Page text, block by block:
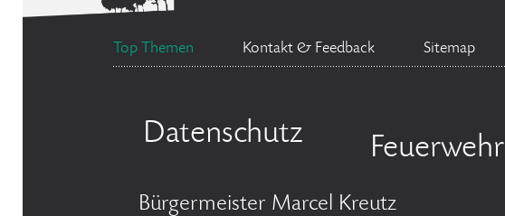
Top Themen Kontakt & Feedback Sitemap
Datenschutz Feuerwehr
Bürgermeister Marcel Kreutz